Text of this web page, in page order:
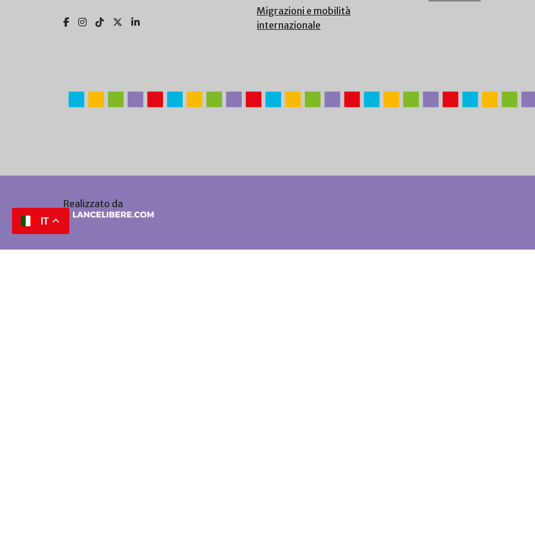
Migrazioni e mobilità
internazionale
Realizzato da
IT